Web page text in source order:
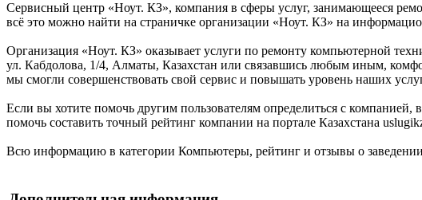
Сервисный центр «Ноут. КЗ», компания в сферы услуг, занимающееся
всё это можно найти на страничке организации «Ноут. КЗ» на
Организация «Ноут. КЗ» оказывает услуги по ремонту компьютерной
ул. Кабдолова, 1/4, Алматы, Казахстан или связавшись любым иным,
мы смогли совершенствовать свой сервис и повышать уровень наших
Если вы хотите помочь другим пользователям определиться с
помочь составить точный рейтинг компании на портале Казахстана
Всю информацию в категории Компьютеры, рейтинг и отзывы о